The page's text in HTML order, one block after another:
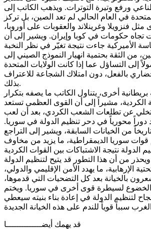
ورفع وتيرة التوترات. ويذهب الكاتب إلى
في العام الحالي لم تعد الصين، بل تركز
فنزويلا وغرينلاند والعقوبات على أوروبا،
تجاه حكومات في كوبا وإيران. ويشير إلى أن
الأميركية جاءت نتيجة تغيّر في نظر النخبة
من الثقة بحتمية انهيار النموذج الصيني إلى
إلى التساؤل عما إذا كانت الولايات المتحدة
بالفعل، دون امتلاك الشجاعة للاعتراف
بذلك.
أخرى، يتناول الكاتب ما يصفه بتكرار
الكردية، مشيراً إلى أن القوى العظمى تستعد
عن تطلعات الشعب الكردي، بعد أن لعب
دوراً محورياً في دحر تنظيم الدولة في سوريا.
من الخيانات السابقة، ويشير إلى التراجع
سوريا الديمقراطية، ما يزيد من مخاوف
الدولة نتيجة الاشتباكات بين القوات الكردية
من أن هذا التطور قد يتيح لتنظيم الدولة
الإرهابية، ما يهدد الأمن الإقليمي والدولي،
بالخيانة بعد كل التضحيات التي قدموها،
لسيطرة قوى أخرى في سوريا. ويختم
لتنظيم الدولة في إعادة بناء بنيته سيعطي
قد يهمك أيضــــــــــــــا